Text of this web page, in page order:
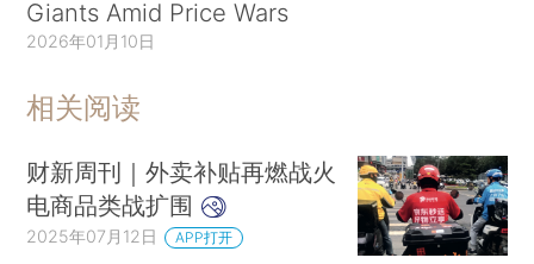
Giants Amid Price Wars
2026年01月10日
相关阅读
财新周刊｜外卖补贴再燃战火
电商品类战扩围
2025年07月12日 APP打开